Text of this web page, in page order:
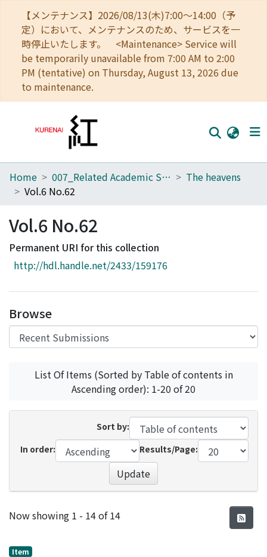
【メンテナンス】2026/08/13(木)7:00～14:00（予
定）において、メンテナンスのため、サービスを一
時停止いたします。 <Maintenance> Service will
be temporarily unavailable from 7:00 AM to 2:00
PM (tentative) on Thursday, August 13, 2026 due
to maintenance.
Home
Browse
Download Ranking
Access Statistics
Home 007_Related Academic Societies
The heavens
Vol.6 No.62
Vol.6 No.62
Permanent URI for this collection
http://hdl.handle.net/2433/159176
Browse
List Of Items (Sorted by Table of contents in
Ascending order): 1-20 of 20
Sort by:
In order:
Results/Page:
Update
Recent Submissions
Now showing 1 - 14 of 14
Item